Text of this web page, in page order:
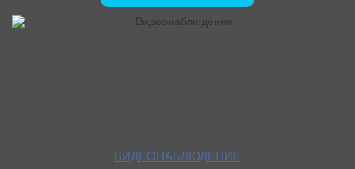
ВИДЕОНАБЛЮДЕНИЕ